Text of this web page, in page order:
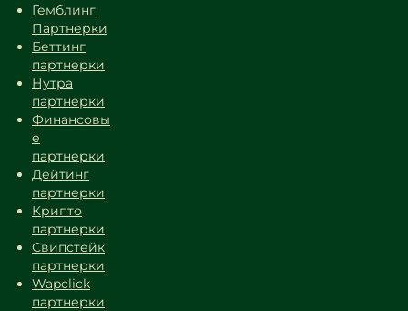
Гемблинг
Партнерки
Беттинг
партнерки
Нутра
партнерки
Финансовы
е
партнерки
Дейтинг
партнерки
Крипто
партнерки
Свипстейк
партнерки
Wapclick
партнерки